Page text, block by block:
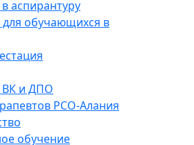
аспирантуру
обучающихся в
ВК и ДПО
РСО-Алания
обучение